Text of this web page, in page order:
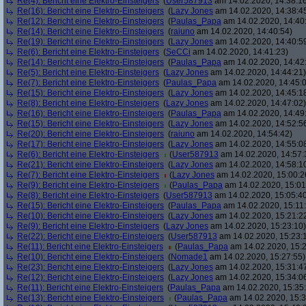
Re(16): Bericht eine Elektro-Einsteigers (Lazy Jones am 14.02.2020,
Re(12): Bericht eine Elektro-Einsteigers (Paulas_Papa am 14.02.2020,
Re(14): Bericht eine Elektro-Einsteigers (raiuno am 14.02.2020, 14:40:54)
Re(19): Bericht eine Elektro-Einsteigers (Lazy Jones am 14.02.2020,
Re(6): Bericht eine Elektro-Einsteigers (SeCCi am 14.02.2020, 14:41:23)
Re(14): Bericht eine Elektro-Einsteigers (Paulas_Papa am 14.02.2020,
Re(5): Bericht eine Elektro-Einsteigers (Lazy Jones am 14.02.2020, 14:44:21)
Re(7): Bericht eine Elektro-Einsteigers (Paulas_Papa am 14.02.2020,
Re(15): Bericht eine Elektro-Einsteigers (Lazy Jones am 14.02.2020,
Re(8): Bericht eine Elektro-Einsteigers (Lazy Jones am 14.02.2020, 14:47:02)
Re(16): Bericht eine Elektro-Einsteigers (Paulas_Papa am 14.02.2020,
Re(15): Bericht eine Elektro-Einsteigers (Lazy Jones am 14.02.2020,
Re(20): Bericht eine Elektro-Einsteigers (raiuno am 14.02.2020, 14:54:42)
Re(17): Bericht eine Elektro-Einsteigers (Lazy Jones am 14.02.2020,
Re(6): Bericht eine Elektro-Einsteigers
(User587913 am 14.02.2020,
Re(21): Bericht eine Elektro-Einsteigers (Lazy Jones am 14.02.2020,
Re(7): Bericht eine Elektro-Einsteigers
(Lazy Jones am 14.02.2020,
Re(9): Bericht eine Elektro-Einsteigers
(Paulas_Papa am 14.02.2020,
Re(8): Bericht eine Elektro-Einsteigers (User587913 am 14.02.2020,
Re(15): Bericht eine Elektro-Einsteigers (Paulas_Papa am 14.02.2020,
Re(10): Bericht eine Elektro-Einsteigers (Lazy Jones am 14.02.2020,
Re(9): Bericht eine Elektro-Einsteigers (Lazy Jones am 14.02.2020, 15:23:10)
Re(22): Bericht eine Elektro-Einsteigers (User587913 am 14.02.2020,
Re(11): Bericht eine Elektro-Einsteigers
(Paulas_Papa am 14.02.2020,
Re(10): Bericht eine Elektro-Einsteigers (Nomade1 am 14.02.2020, 15:27:55)
Re(23): Bericht eine Elektro-Einsteigers (Lazy Jones am 14.02.2020,
Re(12): Bericht eine Elektro-Einsteigers (Lazy Jones am 14.02.2020,
Re(11): Bericht eine Elektro-Einsteigers (Paulas_Papa am 14.02.2020,
Re(13): Bericht eine Elektro-Einsteigers
(Paulas_Papa am 14.02.2020,